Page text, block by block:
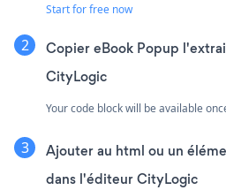
Start for free now
Copier eBook Popup
CityLogic
Your code block will be available
Ajouter au html ou un
dans l'éditeur CityLogic